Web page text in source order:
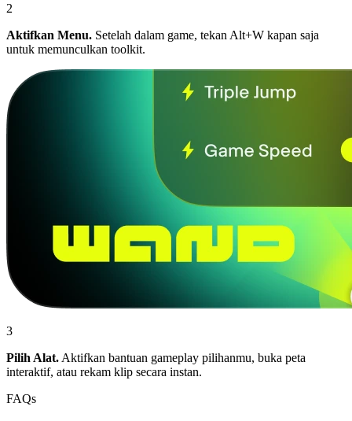
2
Aktifkan Menu. Setelah dalam game, tekan Alt+W kapan saja
untuk memunculkan toolkit.
3
Pilih Alat. Aktifkan bantuan gameplay pilihanmu, buka peta
interaktif, atau rekam klip secara instan.
FAQs